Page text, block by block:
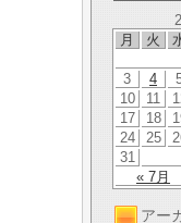
月
火
« 7月
3
4
10
11
17
18
24
25
31
アー